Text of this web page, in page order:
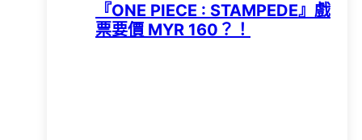
『ONE PIECE : STAMPEDE』戲
票要價 MYR 160？！